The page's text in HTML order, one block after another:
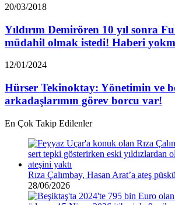
Liralıyı
Yıldırım
10
yıl
sonra
davasına
olmak
istedi!
yokmuş!
20/03/2018
Yıldırım Demirören 10 yıl sonra
müdahil olmak istedi! Haberi
Hürser
Yönetimin
ve
benim
görev
12/01/2024
Hürser Tekinoktay: Yönetimin ve
arkadaşlarımın görev borcu var!
En Çok Takip Edilenler
Rıza Çalımbay, Hasan Arat’a ateş
28/06/2026